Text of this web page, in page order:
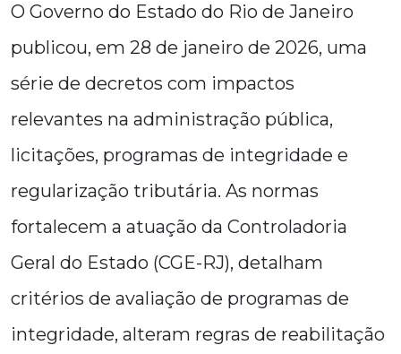
O Governo do Estado do Rio de Janeiro
publicou, em 28 de janeiro de 2026, uma
série de decretos com impactos
relevantes na administração pública,
licitações, programas de integridade e
regularização tributária. As normas
fortalecem a atuação da Controladoria
Geral do Estado (CGE-RJ), detalham
critérios de avaliação de programas de
integridade, alteram regras de reabilitação